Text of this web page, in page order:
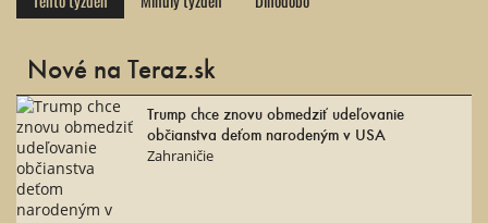
Nové na Teraz.sk
Trump chce znovu obmedziť udeľovanie
občianstva deťom narodeným v USA
Zahraničie